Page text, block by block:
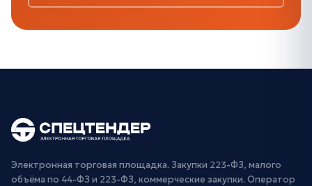
Электронная торговая площадка. Закупки 223-ФЗ, малого
объёма по 44-ФЗ и 223-ФЗ, коммерческие закупки. Оператор